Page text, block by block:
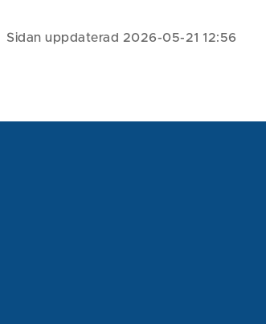
Sidan uppdaterad 2026-05-21 12:56